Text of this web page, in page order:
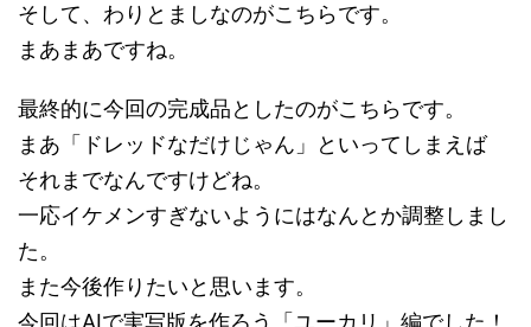
そして、わりとましなのがこちらです。
まあまあですね。
最終的に今回の完成品としたのがこちらです。
まあ「ドレッドなだけじゃん」といってしまえば
それまでなんですけどね。
一応イケメンすぎないようにはなんとか調整しまし
た。
また今後作りたいと思います。
今回はAIで実写版を作ろう「ユーカリ」編でした！